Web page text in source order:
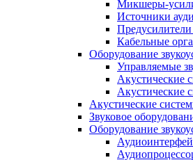
Микшеры-
Источники
Кабельные
Оборудование
Управляемые
Акустические
Акустические
Акустические
Звуковое
Оборудование